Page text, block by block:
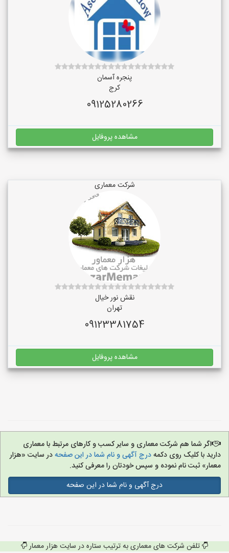
پنجره آسمان
کرج
09125280266
مشاهده پروفایل
شرکت معماری
نقش نور خیال
تهران
09123381754
مشاهده پروفایل
اگر شما هم شرکت معماری و سایر کسب و کارهای مرتبط با معماری
دارید با کلیک روی دکمهدرج آگهی و نام شما در این صفحهدر سایت «هزار
معمار» ثبت نام نموده و سپس خودتان را معرفی کنید.
درج آگهی و نام شما در این صفحه
تلفن شرکت های معماری به ترتیب ستاره در سایت هزار معمار